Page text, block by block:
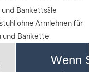
Wenn